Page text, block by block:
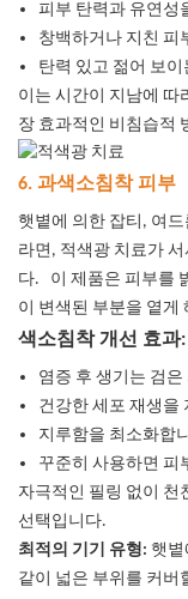
피부 탄력과 유연성
창백하거나 지친 피
탄력 있고 젊어 보
이는 시간이 지남에 따
장 효과적인 비침습적
6. 과색소침착 피부
햇볕에 의한 잡티, 여
라면, 적색광 치료가
다.
이 제품은 피부를
이 변색된 부분을 옅게
색소침착 개선 효과:
염증 후 생기는 검
건강한 세포 재생을
지루함을 최소화합
꾸준히 사용하면 피
자극적인 필링 없이 천
선택입니다.
최적의 기기 유형: 햇
같이 넓은 부위를 커버